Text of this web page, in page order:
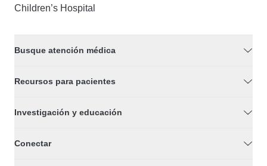
Children’s Hospital
Busque atención médica
Recursos para pacientes
Investigación y educación
Conectar